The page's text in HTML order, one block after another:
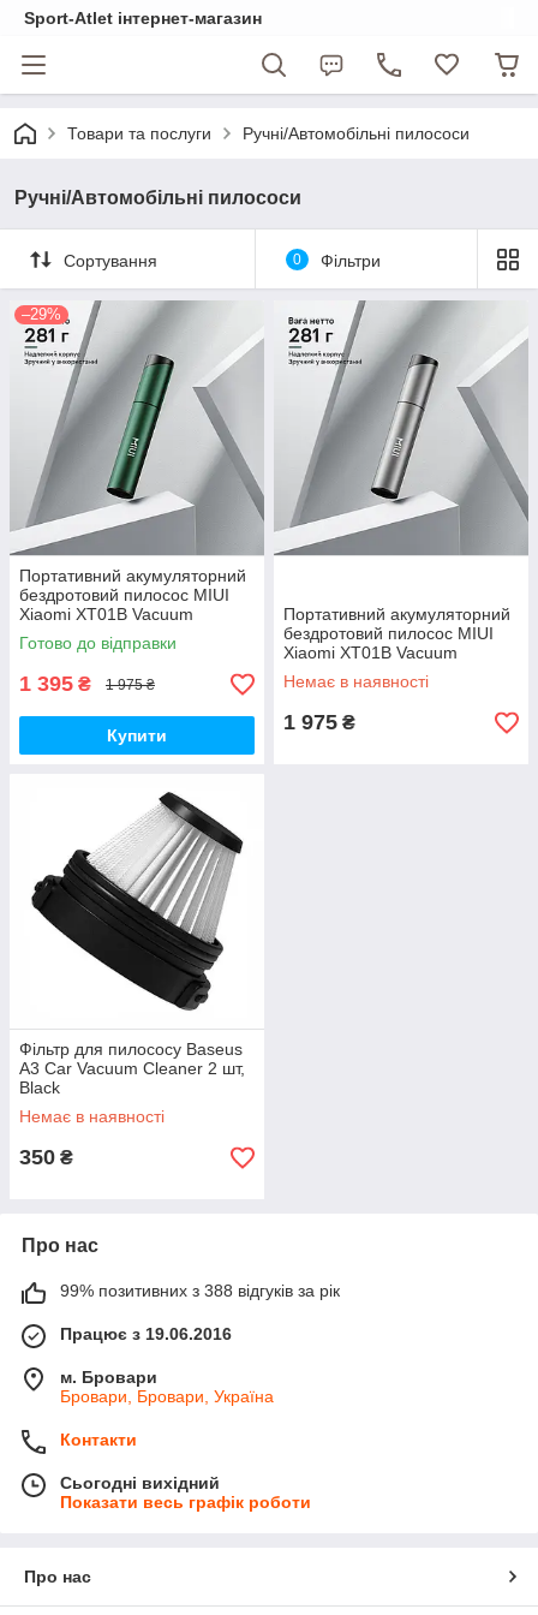
Sport-Atlet інтернет-магазин
Товари та послуги Ручні/Автомобільні пилососи
Ручні/Автомобільні пилососи
Сортування 0 Фільтри
–29%
Портативний акумуляторний
бездротовий пилосос MIUI
Xiaomi XT01B Vacuum
Cleaner 40W 2000mAh, Green
Готово до відправки
1 395 ₴ 1 975 ₴
Купити
Портативний акумуляторний
бездротовий пилосос MIUI
Xiaomi XT01B Vacuum
Cleaner 40W 2000mAh, Grey
Немає в наявності
1 975 ₴
Фільтр для пилососу Baseus
A3 Car Vacuum Cleaner 2 шт,
Black
Немає в наявності
350 ₴
Про нас
99% позитивних з 388 відгуків за рік
Працює з 19.06.2016
м. Бровари
Бровари, Бровари, Україна
Контакти
Сьогодні вихідний
Показати весь графік роботи
Про нас